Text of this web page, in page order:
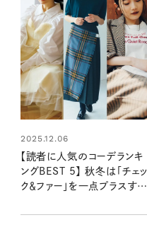
2025.12.06
【読者に人気のコーデランキ
ングBEST 5】 秋冬は「チェッ
ク＆ファー」を一点プラスする
2025年11月号